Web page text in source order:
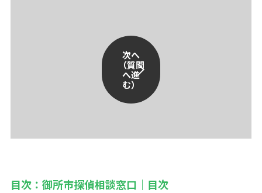
次へ
（質問
へ進
む）
目次：御所市探偵相談窓口｜目次